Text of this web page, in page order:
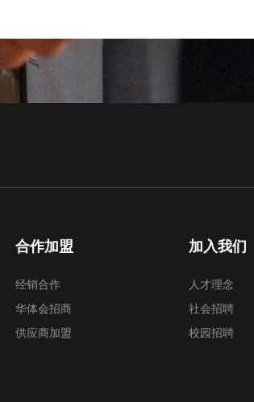
合作加盟
经销合作
华体会招商
供应商加盟
加入我们
人才理念
社会招聘
校园招聘